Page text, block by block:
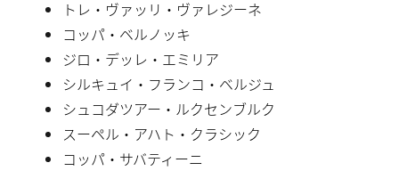
トレ・ヴァッリ・ヴァレジーネ
コッパ・ベルノッキ
ジロ・デッレ・エミリア
シルキュイ・フランコ・ベルジュ
シュコダツアー・ルクセンブルク
スーペル・アハト・クラシック
コッパ・サバティーニ